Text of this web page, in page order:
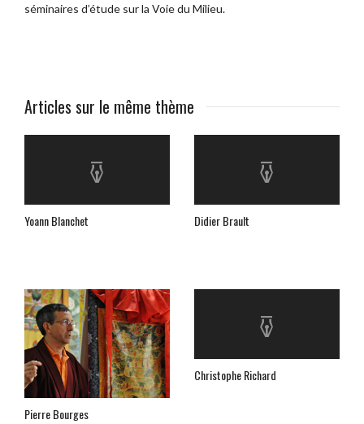
séminaires d’étude sur la Voie du Milieu.
Articles sur le même thème
Yoann Blanchet Didier Brault
Pierre Bourges
Christophe Richard